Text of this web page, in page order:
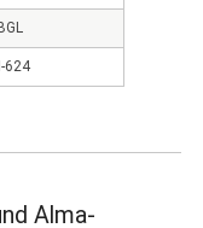
624
Alma-